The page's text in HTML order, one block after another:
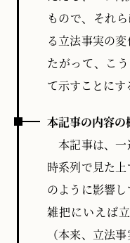
国の状況（タイム
すなわち最高裁が
手法（タイムライ
訟の前向きな結果
この直感は概ね妥
れまでに出された
取り入れることは共
ように評価される
以下では、タイム
つつ、同性婚訴訟
共通点や特色など
討を試みたい。
もので、それ
る立法事実の
たがって、こ
て示すことにす
本記事の内容の
本記事は、
時系列で見た
のように影響
雑把にいえば
（本来、立法